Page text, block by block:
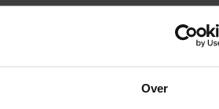
Over
of retourneren.